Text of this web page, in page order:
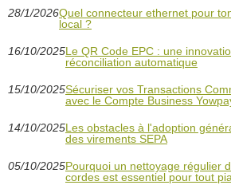
28/1/2026Quel connecteur ethernet pour
local ?
16/10/2025Le QR Code EPC : une
réconciliation automatique
15/10/2025Sécuriser vos Transactions
avec le Compte Business
14/10/2025Les obstacles à l'adoption
des virements SEPA
05/10/2025Pourquoi un nettoyage régulier
cordes est essentiel pour tout